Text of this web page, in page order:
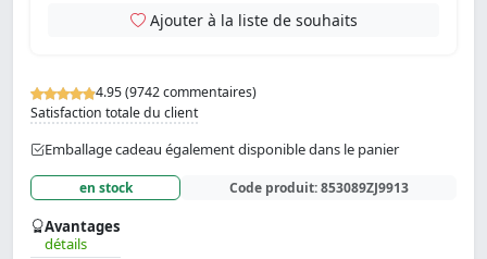
4.95 (9742 commentaires)
Satisfaction totale du client
Emballage cadeau également disponible dans le panier
en stock Code produit:853089ZJ9913
Avantages
détails
Ajouter à la liste de souhaits